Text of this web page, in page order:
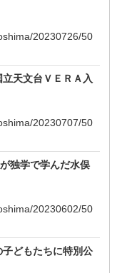
20230726/50
天文台ＶＥＲＡ入
20230707/50
独学で学んだ水俣
20230602/50
どもたちに特別公